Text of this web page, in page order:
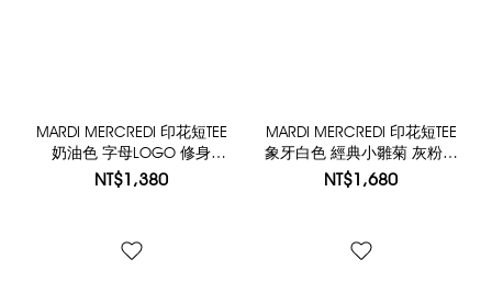
MARDI MERCREDI 印花短TEE
奶油色 字母LOGO 修身
FITTED TSHIRT ESSENTIAL
NT$1,380
MARDI MERCREDI 印花短TEE
象牙白色 經典小雛菊 灰粉紅
花 26印花 TSHIRT FLOWER
NT$1,680